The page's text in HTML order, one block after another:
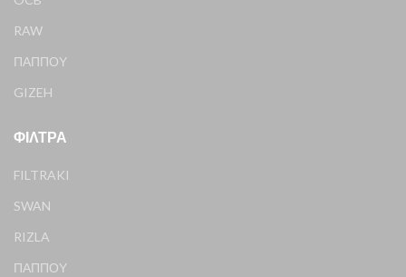
RAW
ΠΑΠΠΟΥ
GIZEH
ΦΊΛΤΡΑ
FILTRAKI
SWAN
RIZLA
ΠΑΠΠΟΥ